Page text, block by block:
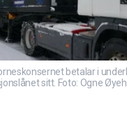
betalar i
sitt. Foto: Ogne